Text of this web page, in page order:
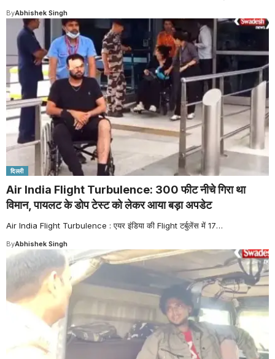
ByAbhishek Singh
दिल्ली
Air India Flight Turbulence: 300 फीट नीचे गिरा था
विमान, पायलट के डोप टेस्ट को लेकर आया बड़ा अपडेट
Air India Flight Turbulence : एयर इंडिया की Flight टर्बुलेंस में 17…
ByAbhishek Singh